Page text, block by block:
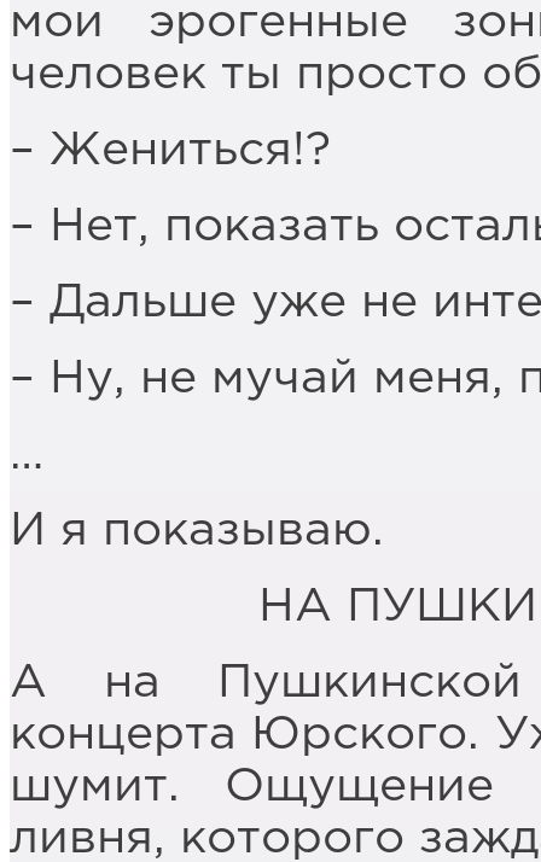
мои эрогенные
человек ты просто
– Жениться!?
– Нет, показать
– Дальше уже не
– Ну, не мучай меня,
…
И я показываю.
НА
А на
концерта Юрского.
шумит. Ощущение
ливня, которого